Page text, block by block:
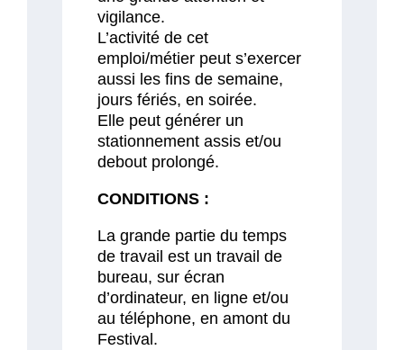
vigilance.
L’activité de cet
emploi/métier peut s’exercer
aussi les fins de semaine,
jours fériés, en soirée.
Elle peut générer un
stationnement assis et/ou
debout prolongé.
CONDITIONS :
La grande partie du temps
de travail est un travail de
bureau, sur écran
d’ordinateur, en ligne et/ou
au téléphone, en amont du
Festival.